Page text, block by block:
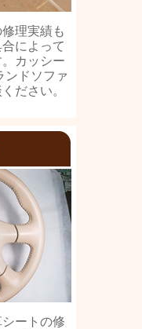
理実績も
によって
カッシー
ンドソファ
ださい。
ートの修